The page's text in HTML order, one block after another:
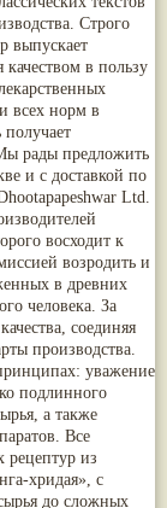
Строго
выпускает
качеством в пользу
всех норм в
получает
рады предложить
и с доставкой по
Ltd.
восходит к
возродить и
в древних
человека. За
соединяя
производства.
уважение
подлинного
а также
Все
рецептур из
хридая», с
до сложных